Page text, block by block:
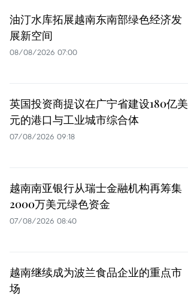
油汀水库拓展越南东南部绿色经济发
展新空间
08/08/2026 07:00
英国投资商提议在广宁省建设180亿美
元的港口与工业城市综合体
07/08/2026 09:18
越南南亚银行从瑞士金融机构再筹集
2000万美元绿色资金
07/08/2026 08:40
越南继续成为波兰食品企业的重点市
场